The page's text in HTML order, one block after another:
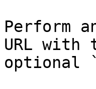
Perform
URL with
optional